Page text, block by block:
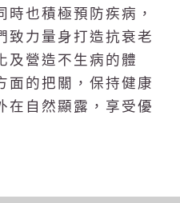
也積極預防疾病，
致力量身打造抗衰老
及營造不生病的體
面的把關，保持健康
在自然顯露，享受優